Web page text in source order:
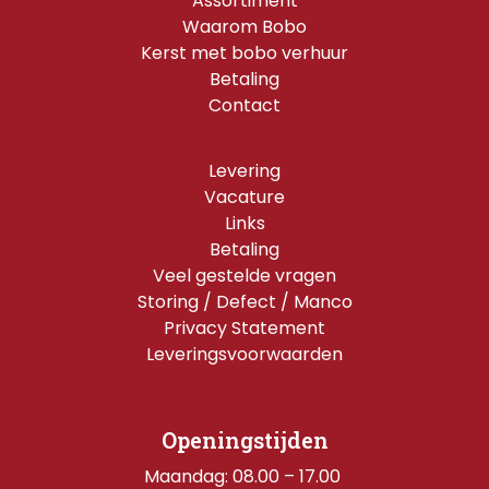
Waarom Bobo
Kerst met bobo verhuur
Betaling
Contact
Levering
Vacature
Links
Betaling
Veel gestelde vragen
Storing / Defect / Manco
Privacy Statement
Leveringsvoorwaarden
Openingstijden
Maandag: 08.00 – 17.00